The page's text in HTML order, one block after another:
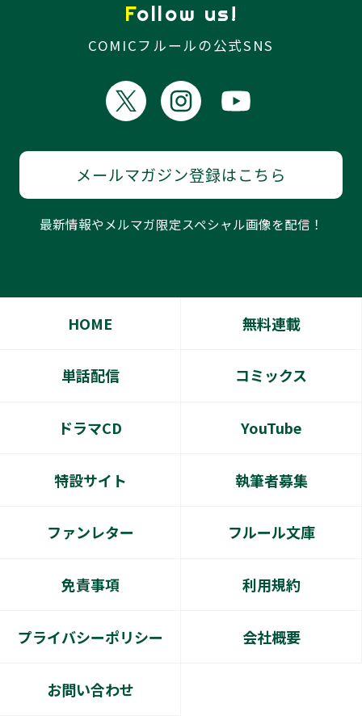
Follow us!
COMICフルールの公式SNS
メールマガジン登録はこちら
最新情報やメルマガ限定スペシャル画像を配信！
HOME 無料連載
単話配信 コミックス
ドラマCD YouTube
特設サイト 執筆者募集
ファンレター フルール文庫
免責事項 利用規約
プライバシーポリシー 会社概要
お問い合わせ